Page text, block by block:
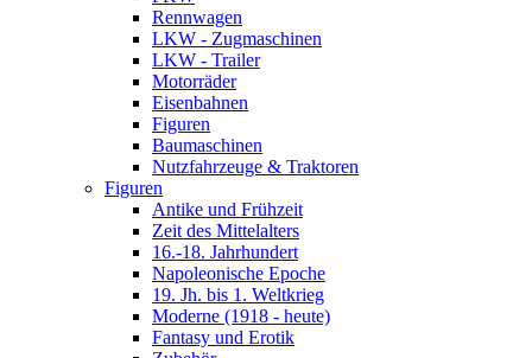
Rennwagen
LKW - Zugmaschinen
LKW - Trailer
Motorräder
Eisenbahnen
Figuren
Baumaschinen
Nutzfahrzeuge & Traktoren
Figuren
Antike und Frühzeit
Zeit des Mittelalters
16.-18. Jahrhundert
Napoleonische Epoche
19. Jh. bis 1. Weltkrieg
Moderne (1918 - heute)
Fantasy und Erotik